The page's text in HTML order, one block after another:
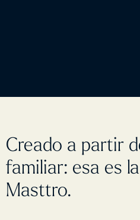
Creado a partir
familiar: esa es
Masttro.